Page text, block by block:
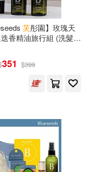
芙彤園】玫瑰天
香精油旅行組 (洗髮露
浴露30ml+潔牙膏
351 $399